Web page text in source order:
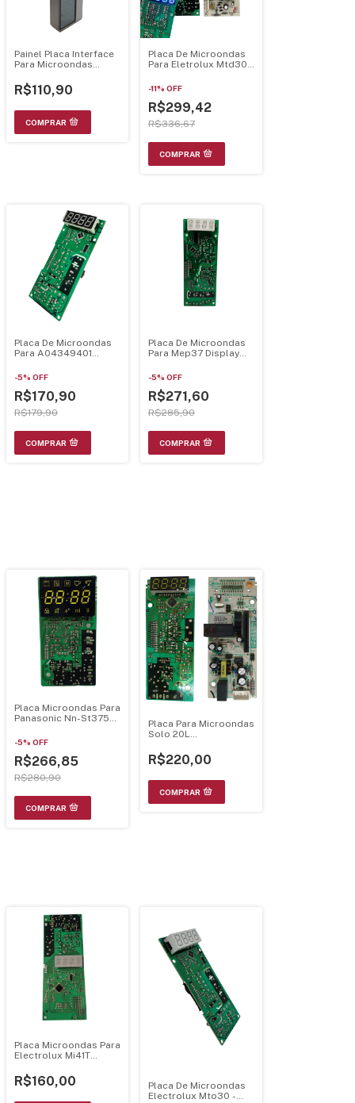
Painel Placa Interface
Para Microondas
R$110,90
Placa De Microondas
Para Eletrolux Mtd30
70002929 - Mtd30Pci-
-11% OFF
R$299,42
R$336,67
Placa De Microondas
Para A04349401
-5% OFF
R$170,90
R$179,90
Placa De Microondas
Para Mep37 Display
-5% OFF
R$271,60
R$285,90
Placa Microondas Para
Panasonic Nn-St375
-5% OFF
R$266,85
R$280,90
Placa Para Microondas
Solo 20L
R$220,00
Placa Microondas Para
Electrolux Mi41T
R$160,00
Placa De Microondas
Electrolux Mto30 -